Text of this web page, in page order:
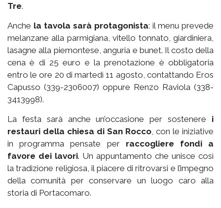
Tre.
Anche la tavola sarà protagonista: il menu prevede
melanzane alla parmigiana, vitello tonnato, giardiniera,
lasagne alla piemontese, anguria e bunet. Il costo della
cena è di 25 euro e la prenotazione è obbligatoria
entro le ore 20 di martedì 11 agosto, contattando Eros
Capusso (339-2306007) oppure Renzo Raviola (338-
3413998).
La festa sarà anche un’occasione per sostenere i
restauri della chiesa di San Rocco , con le iniziative
in programma pensate per raccogliere fondi a
favore dei lavori. Un appuntamento che unisce così
la tradizione religiosa, il piacere di ritrovarsi e l’impegno
della comunità per conservare un luogo caro alla
storia di Portacomaro.